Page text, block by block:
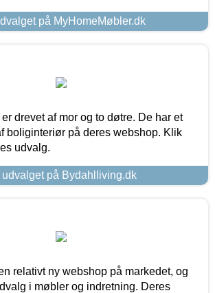
på MyHomeMøbler.dk
drevet af mor og to døtre. De har et
boliginteriør på deres webshop. Klik
udvalg.
udvalget på Bydahlliving.dk
relativt ny webshop på markedet, og
i møbler og indretning. Deres